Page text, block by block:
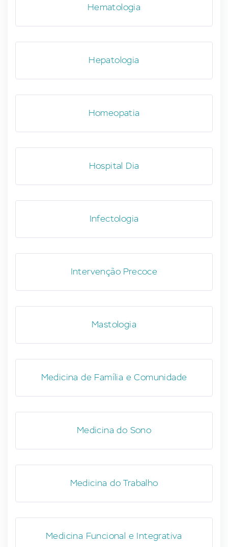
Hematologia
Hepatologia
Homeopatia
Hospital Dia
Infectologia
Intervenção Precoce
Mastologia
Medicina de Família e Comunidade
Medicina do Sono
Medicina do Trabalho
Medicina Funcional e Integrativa